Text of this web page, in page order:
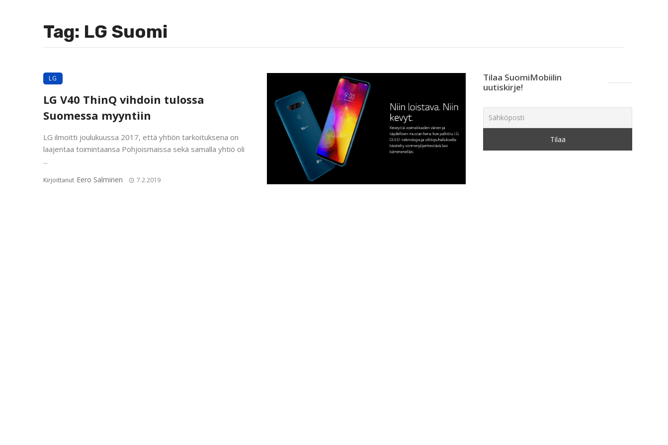
Tag: LG Suomi
LG
LG V40 ThinQ vihdoin tulossa
Suomessa myyntiin
LG ilmoitti joulukuussa 2017, että yhtiön tarkoituksena on
laajentaa toimintaansa Pohjoismaissa sekä samalla yhtiö oli
...
Kirjoittanut Eero Salminen 7.2.2019
Tilaa SuomiMobiilin
uutiskirje!